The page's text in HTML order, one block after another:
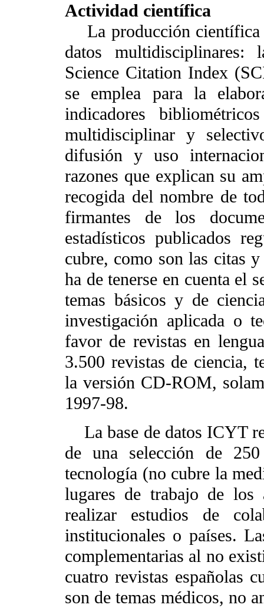
Actividad científica
La producción científica
datos multidisciplinares:
Science Citation Index
se emplea para la
indicadores
multidisciplinar y
difusión y uso
razones que explican su
recogida del nombre de
firmantes de los
estadísticos publicados
cubre, como son las citas
ha de tenerse en cuenta el
temas básicos y de
investigación aplicada o
favor de revistas en
3.500 revistas de ciencia,
la versión CD-ROM,
1997-98.
La base de datos ICYT
de una selección de
tecnología (no cubre la
lugares de trabajo de los
realizar estudios de
institucionales o países.
complementarias al no
cuatro revistas españolas
son de temas médicos, no